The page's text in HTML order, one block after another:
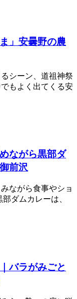
」安曇野の農
シーン、道祖神祭
もよく出てくる安
ながら黒部ダ
前沢
ながら食事やショ
ダムカレーは、
バラがみごと